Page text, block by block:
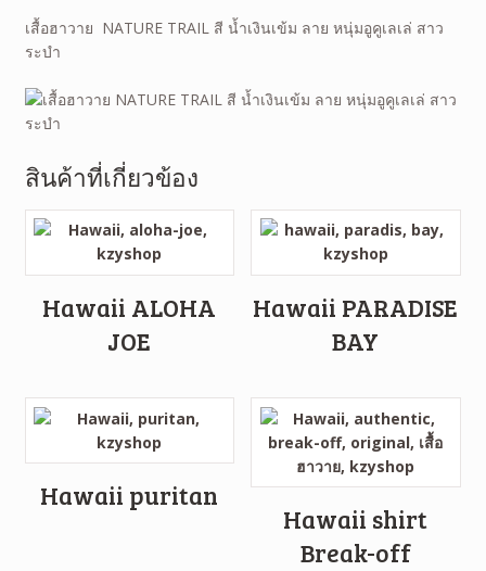
เสื้อฮาวาย NATURE TRAIL สี น้ำเงินเข้ม ลาย หนุ่มอูคูเลเล่ สาว
ระบำ
สินค้าที่เกี่ยวข้อง
Hawaii ALOHA
JOE
Hawaii PARADISE
BAY
Hawaii puritan
Hawaii shirt
Break-off